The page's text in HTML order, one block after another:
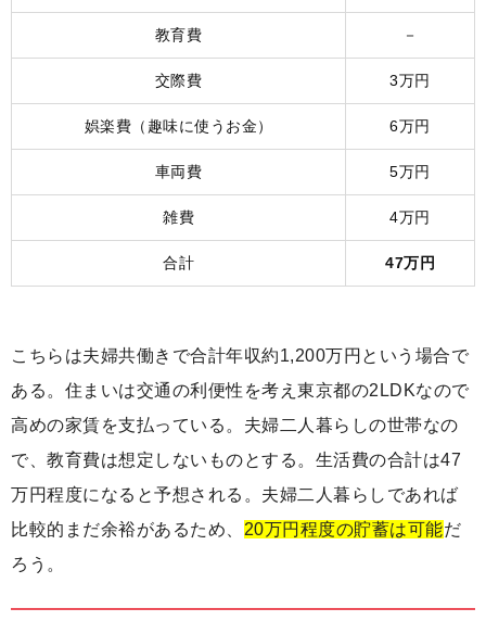
教育費 －
交際費 3万円
娯楽費（趣味に使うお金） 6万円
車両費 5万円
雑費 4万円
合計 47万円
こちらは夫婦共働きで合計年収約1,200万円という場合で
ある。住まいは交通の利便性を考え東京都の2LDKなので
高めの家賃を支払っている。夫婦二人暮らしの世帯なの
で、教育費は想定しないものとする。生活費の合計は47
万円程度になると予想される。夫婦二人暮らしであれば
比較的まだ余裕があるため、 20万円程度の貯蓄は可能だ
ろう。